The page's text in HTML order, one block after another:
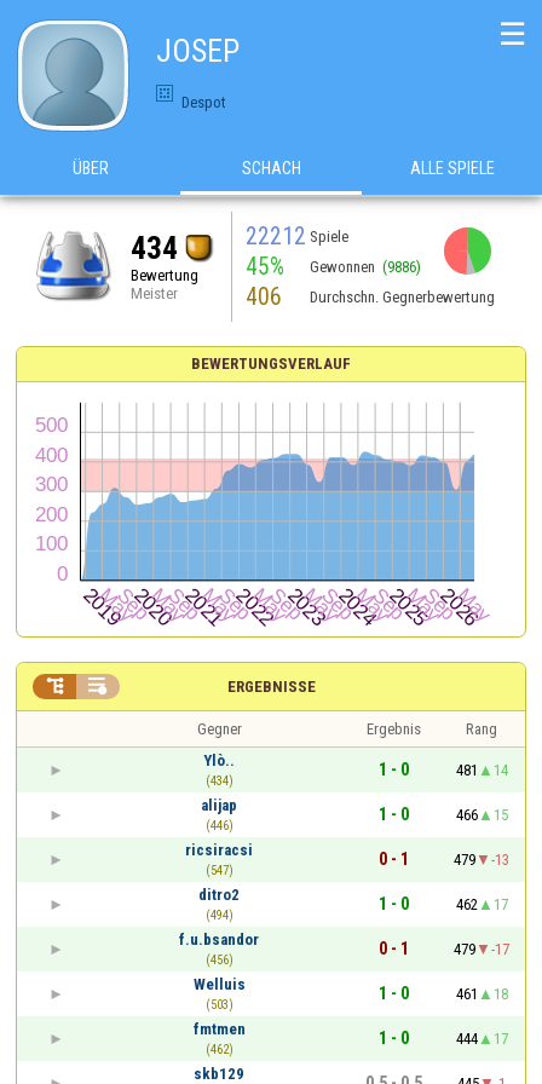
JOSEP
Despot
☰
ÜBER SCHACH ALLE SPIELE
434
Bewertung
Meister
22212 Spiele
45% Gewonnen (9886)
406 Durchschn. Gegnerbewertung
BEWERTUNGSVERLAUF
ERGEBNISSE
 
Gegner Ergebnis
Rang
Ylò..
(434)
1 - 0 481
14
alijap
(446)
1 - 0 466
15
ricsiracsi
(547)
0 - 1 479
-13
ditro2
(494)
1 - 0 462
17
f.u.bsandor
(456)
0 - 1 479
-17
Welluis
(503)
1 - 0 461
18
fmtmen
(462)
1 - 0 444
17
skb129